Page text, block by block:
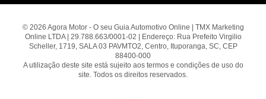
© 2026 Agora Motor - O seu Guia Automotivo Online | TMX Marketing
Online LTDA | 29.788.663/0001-02 | Endereço: Rua Prefeito Virgilio
Scheller, 1719, SALA 03 PAVMTO2, Centro, Ituporanga, SC, CEP
88400-000
A utilização deste site está sujeito aos termos e condições de uso do
site. Todos os direitos reservados.